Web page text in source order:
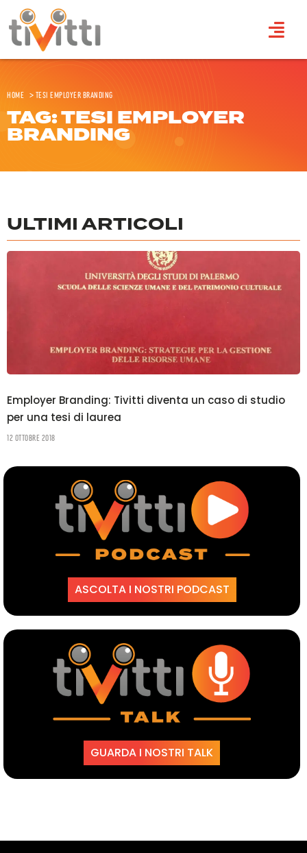
Home >Tesi Employer Branding
TAG: TESI EMPLOYER
BRANDING
ULTIMI ARTICOLI
Employer Branding: Tivitti diventa un caso di studio
per una tesi di laurea
12 Ottobre 2018
ASCOLTA I NOSTRI PODCAST
GUARDA I NOSTRI TALK